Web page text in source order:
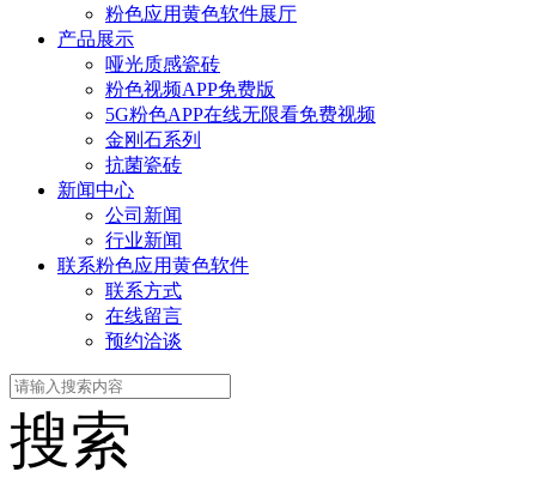
粉色应用黄色软件展厅
产品展示
哑光质感瓷砖
粉色视频APP免费版
5G粉色APP在线无限看免费视频
金刚石系列
抗菌瓷砖
新闻中心
公司新闻
行业新闻
联系粉色应用黄色软件
联系方式
在线留言
预约洽谈
搜索